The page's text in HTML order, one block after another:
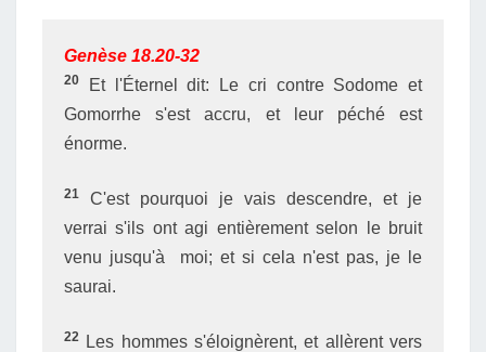
Genèse 18.20-32
20
Et l'Éternel dit: Le cri contre Sodome et
Gomorrhe s'est accru, et leur péché est
énorme.
21
C'est pourquoi je vais descendre, et je
verrai s'ils ont agi entièrement selon le bruit
venu jusqu'à moi; et si cela n'est pas, je le
saurai.
22
Les hommes s'éloignèrent, et allèrent vers